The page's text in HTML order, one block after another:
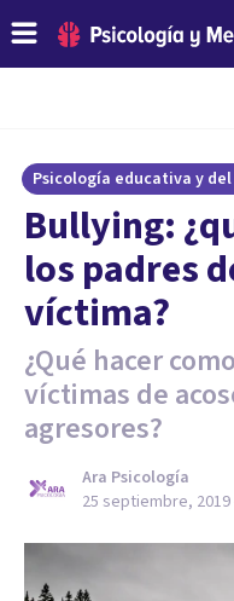
Psicología educativa y
Bullying:
los padres
víctima?
¿Qué hacer
víctimas de
agresores?
Ara Psicología
25 septiembre, 2019